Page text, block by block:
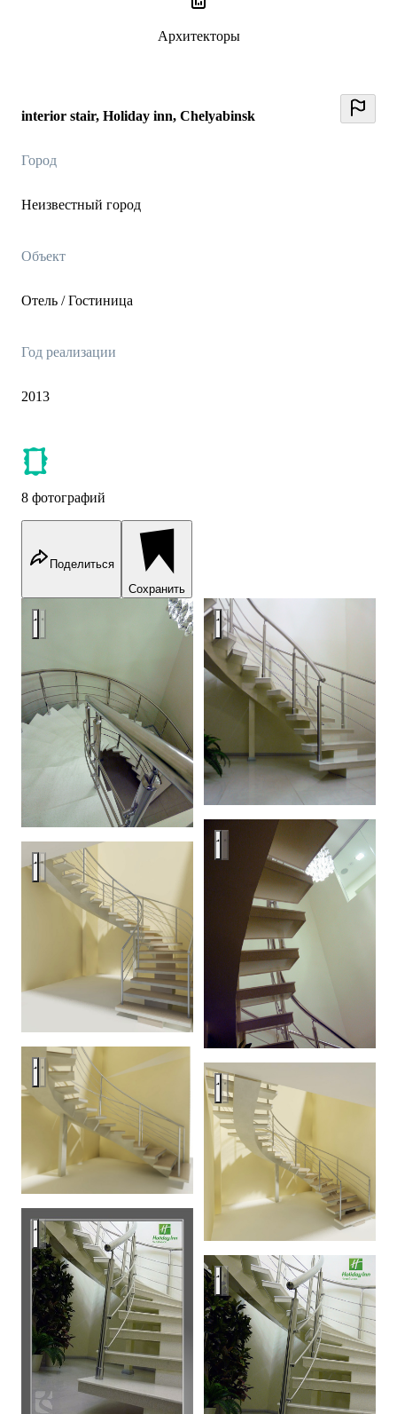
interior stair, Holiday inn, Chelyabinsk
Город
Неизвестный город
Объект
Отель / Гостиница
Год реализации
2013
8 фотографий
Поделиться
Сохранить
interior stair, Holiday inn, Chelyabinskinterior stair, Holiday inn,
interior stair, Holiday inn,
interior stair, Holiday inn, Chelyabinsk
interior stair, Holiday inn, Chelyabinsk
interior stair, Holiday inn,
interior stair, Holiday inn, Chelyabinsk
my stairs
Архитекторы